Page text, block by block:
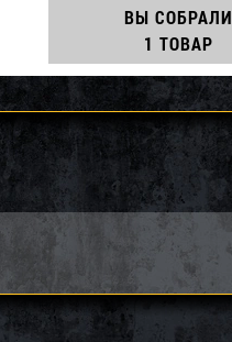
кровать 99х191х46см
"Premaire Elevated" встр.нас...
9 000
i 8 100
ВЫ СОБРАЛИ
1 ТОВАР